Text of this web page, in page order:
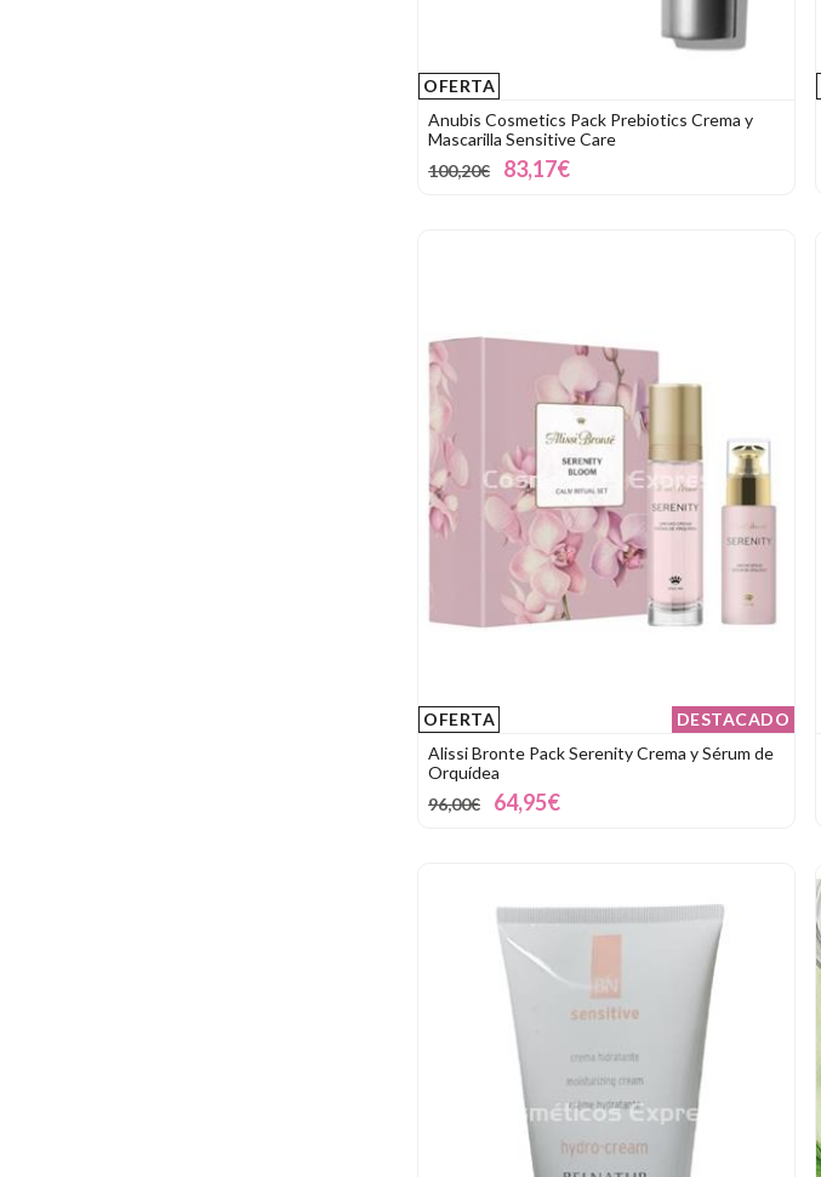
OFERTA
Anubis Cosmetics Pack Prebiotics Crema y
Mascarilla Sensitive Care
100,20€
83,17€
OFERTA
DESTACADO
Alissi Bronte Pack Serenity Crema y Sérum de
Orquídea
96,00€
64,95€